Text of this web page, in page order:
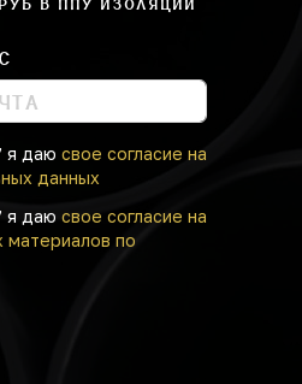
В ППУ ИЗОЛЯЦИИ
я даю свое согласие на
данных
я даю свое согласие на
материалов по